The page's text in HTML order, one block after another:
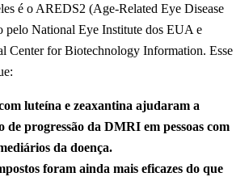
é o AREDS2 (Age-Related Eye Disease
pelo National Eye Institute dos EUA e
Center for Biotechnology Information. Esse
luteína e zeaxantina ajudaram a
de progressão da DMRI em pessoas com
da doença.
foram ainda mais eficazes do que